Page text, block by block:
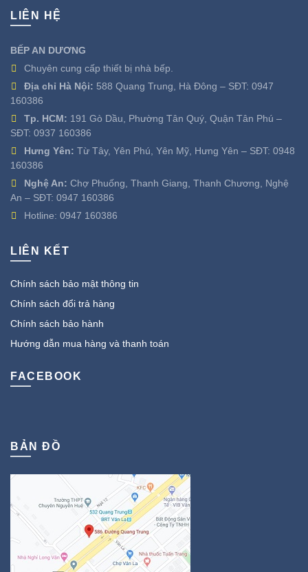
LIÊN HỆ
BẾP AN DƯƠNG
Chuyên cung cấp thiết bị nhà bếp.
Địa chỉ Hà Nội: 588 Quang Trung, Hà Đông – SĐT: 0947
160386
Tp. HCM: 191 Gò Dầu, Phường Tân Quý, Quận Tân Phú –
SĐT: 0937 160386
Hưng Yên: Từ Tây, Yên Phú, Yên Mỹ, Hưng Yên – SĐT: 0948
160386
Nghệ An: Chợ Phuống, Thanh Giang, Thanh Chương, Nghệ
An – SĐT: 0947 160386
Hotline: 0947 160386
LIÊN KẾT
Chính sách bảo mật thông tin
Chính sách đổi trả hàng
Chính sách bảo hành
Hướng dẫn mua hàng và thanh toán
FACEBOOK
BẢN ĐỒ